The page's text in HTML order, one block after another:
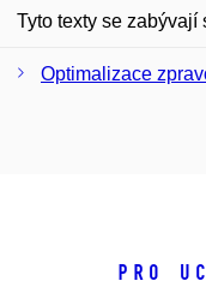
Tyto texty se
Optimalizace
Pro